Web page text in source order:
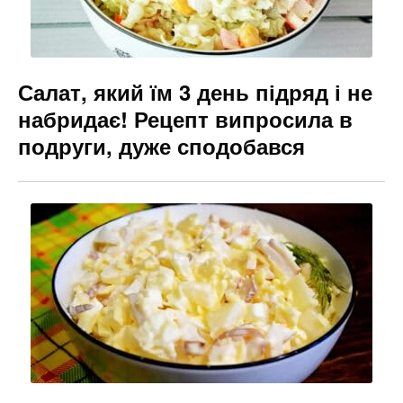
Салат, який їм 3 день підряд і не
набридає! Рецепт випросила в
подруги, дуже сподобався